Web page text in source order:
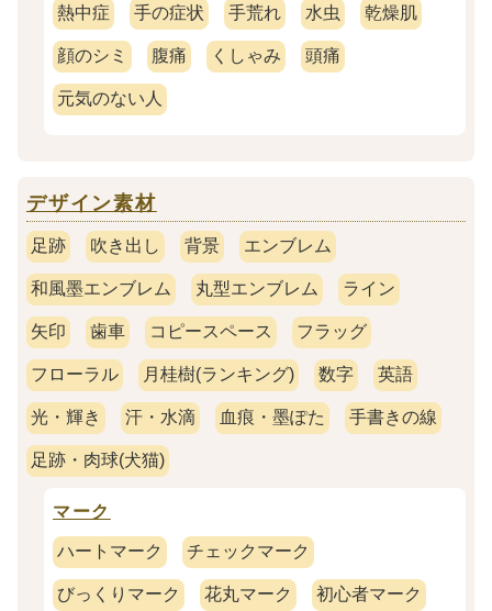
熱中症 手の症状 手荒れ 水虫 乾燥肌
顔のシミ 腹痛 くしゃみ 頭痛
元気のない人
デザイン素材
足跡 吹き出し 背景 エンブレム
和風墨エンブレム 丸型エンブレム ライン
矢印 歯車 コピースペース フラッグ
フローラル 月桂樹(ランキング) 数字 英語
光・輝き 汗・水滴 血痕・墨ぽた 手書きの線
足跡・肉球(犬猫)
マーク
ハートマーク チェックマーク
びっくりマーク 花丸マーク 初心者マーク